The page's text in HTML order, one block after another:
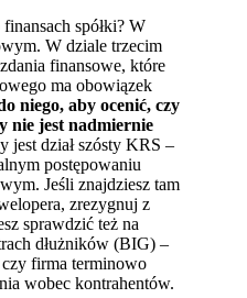
spółki? W
W dziale trzecim
finansowe, które
ma obowiązek
niego, aby ocenić, czy
nie jest nadmiernie
jest dział szósty KRS –
postępowaniu
Jeśli znajdziesz tam
zrezygnuj z
sprawdzić też na
dłużników (BIG) –
firma terminowo
wobec kontrahentów.